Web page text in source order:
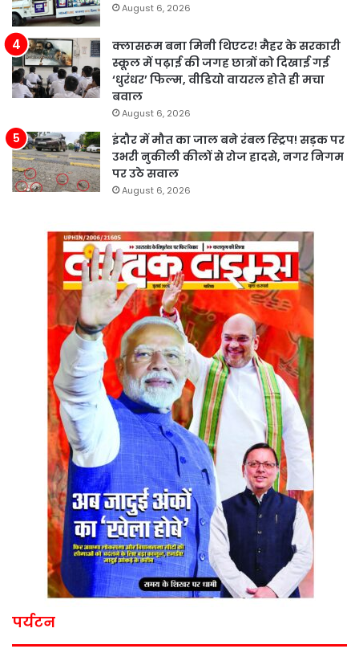
August 6, 2026
क्लासरूम बना मिनी थिएटर! मैहर के सरकारी
स्कूल में पढ़ाई की जगह छात्रों को दिखाई गई
‘धुरंधर’ फिल्म, वीडियो वायरल होते ही मचा
बवाल
August 6, 2026
इंदौर में मौत का जाल बने रंबल स्ट्रिप! सड़क पर
उभरी नुकीली कीलों से रोज हादसे, नगर निगम
पर उठे सवाल
August 6, 2026
पर्यटन